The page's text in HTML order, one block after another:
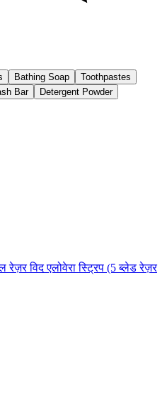
Bathing Soap
Toothpastes
Bar Detergent Powder
रेज़र विद एलोवेरा स्ट्रिप (5 ब्लेड रेज़र